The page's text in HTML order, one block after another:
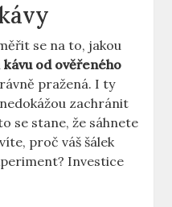
se na to, jakou
kávu od ověřeného
pražená.​ I ty
zachránit
se stane, že sáhnete
proč váš šálek
Investice